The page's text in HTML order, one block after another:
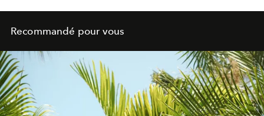
Recommandé pour vous